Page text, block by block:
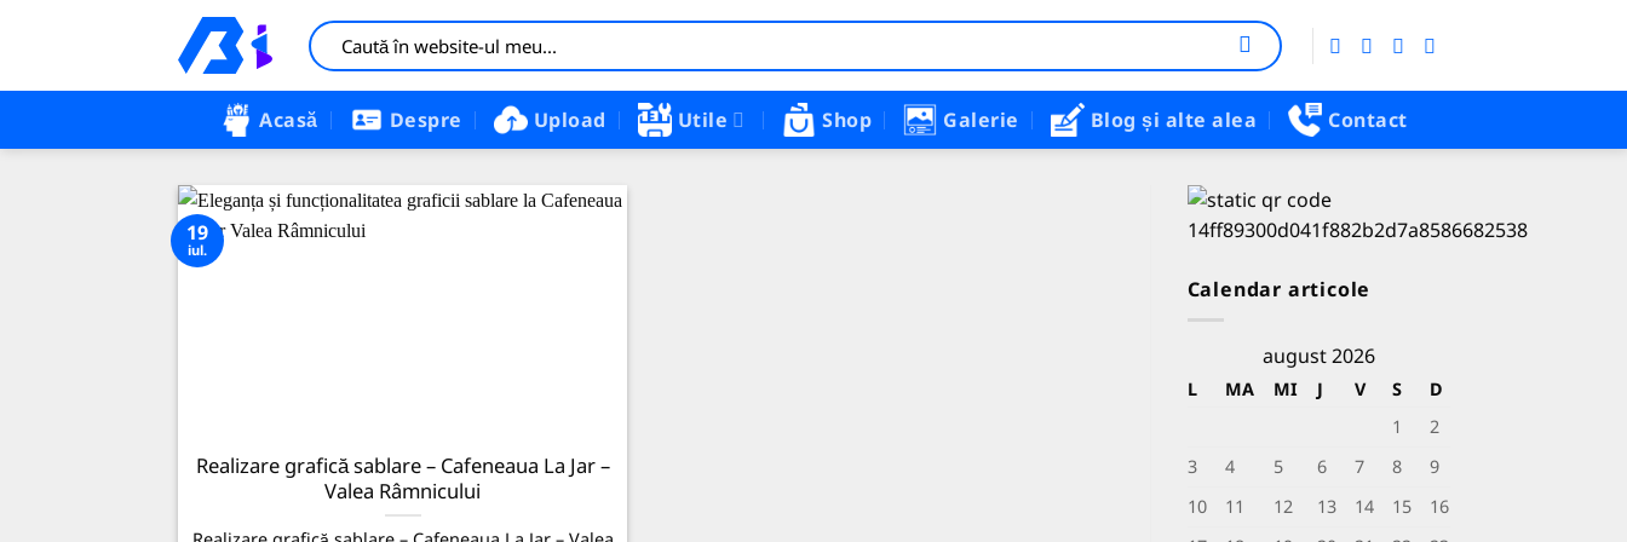
Acasă
Despre Upload Utile Shop Galerie Blog și alte alea Contact
Realizare grafică sablare – Cafeneaua La Jar –
Valea Râmnicului
19
iul.
Calendar articole
august 2026
L MA MI J V S
D
1
2
3
4 5 6 7 8
9
10
11 12 13 14 15
16